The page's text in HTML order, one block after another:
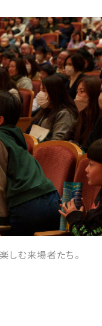
しむ来場者たち。